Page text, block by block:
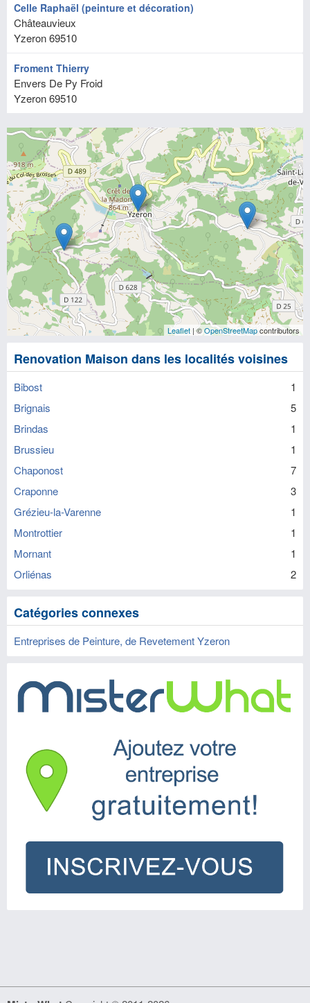
Celle Raphaël (peinture et décoration)
Châteauvieux
Yzeron69510
Froment Thierry
Envers De Py Froid
Yzeron69510
Leaflet | ©OpenStreetMapcontributors
Renovation Maison dans les localités voisines
Bibost
1
Brignais
5
Brindas
1
Brussieu
1
Chaponost
7
Craponne
3
Grézieu-la-Varenne
1
Montrottier
1
Mornant
1
Orliénas
2
Catégories connexes
Entreprises de Peinture, de Revetement Yzeron